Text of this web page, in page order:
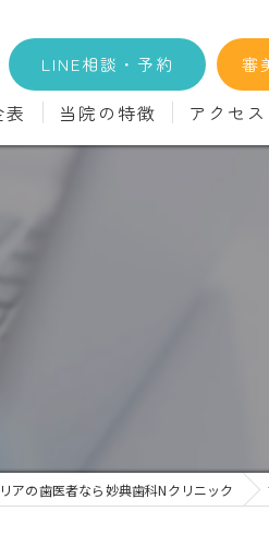
LINE相談・予約 審
矯正
表 当院の特徴 アクセス
アの歯医者なら妙典歯科Nクリニック